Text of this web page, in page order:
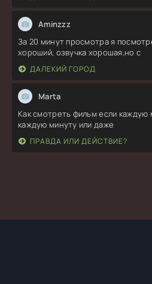
Aminzzz
За 20 минут просмотра я
хороший, озвучка хорошая,но с
ДАЛЕКИЙ ГОРОД
Marta
Как смотреть фильм если каждую
каждую минуту или даже
ПРАВДА ИЛИ ДЕЙСТВИЕ?